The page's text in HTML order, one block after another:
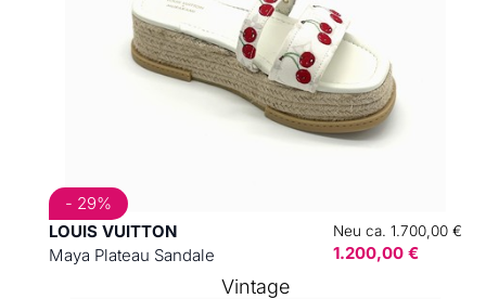
LOUIS VUITTON
Maya Plateau Sandale
Neu ca. 1.700,00 €
1.200,00 €
- 29%
Vintage